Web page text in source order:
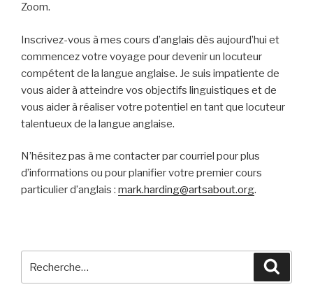
Zoom.
Inscrivez-vous à mes cours d’anglais dès aujourd’hui et
commencez votre voyage pour devenir un locuteur
compétent de la langue anglaise. Je suis impatiente de
vous aider à atteindre vos objectifs linguistiques et de
vous aider à réaliser votre potentiel en tant que locuteur
talentueux de la langue anglaise.
N’hésitez pas à me contacter par courriel pour plus
d’informations ou pour planifier votre premier cours
particulier d’anglais : mark.harding@artsabout.org.